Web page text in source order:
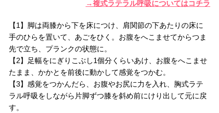
→複式ラテラル呼吸についてはコチラ
【1】脚は両膝から下を床につけ、肩関節の下あたりの床に
手のひらを置いて、あごをひく。お腹をへこませてからつま
先で立ち、プランクの状態に。
【2】足幅をにぎりこぶし1個分くらいあけ、お腹をへこませ
たまま、かかとを前後に動かして感覚をつかむ。
【3】感覚をつかんだら、お腹やお尻に力を入れ、胸式ラテ
ラル呼吸をしながら片脚ずつ膝を斜め前にけり出して元に戻
す。